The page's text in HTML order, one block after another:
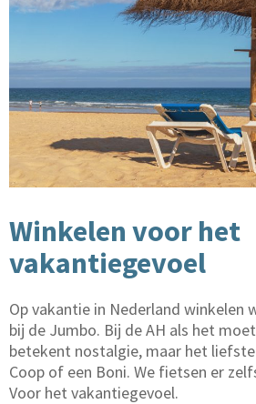
Winkelen voor het
vakantiegevoel
Op vakantie in Nederland winkelen
bij de Jumbo. Bij de AH als het
betekent nostalgie, maar het liefste
Coop of een Boni. We fietsen er
Voor het vakantiegevoel.